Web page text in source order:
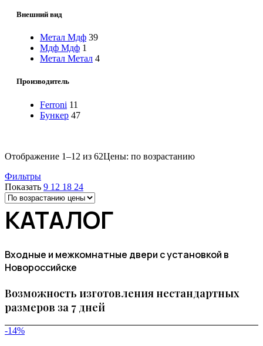
Внешний вид
Метал Мдф 39
Мдф Мдф 1
Метал Метал 4
Производитель
Ferroni 11
Бункер 47
Отображение 1–12 из 62Цены: по возрастанию
Фильтры
Показать 9 12 18 24
КАТАЛОГ
Входные и межкомнатные двери с установкой в
Новороссийске
Возможность изготовления нестандартных
размеров за 7 дней
-14%